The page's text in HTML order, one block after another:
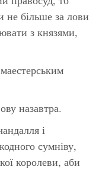
не більше за лови
з князями,
назавтра.
і
сумніву,
королеви, аби